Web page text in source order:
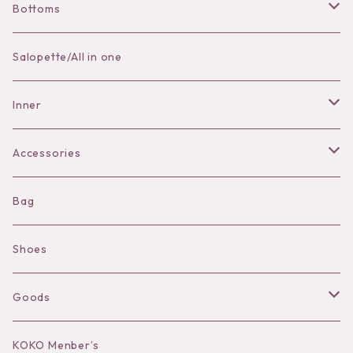
Bottoms
Skirt
Pants
Salopette/All in one
Inner
Bra
Shorts
Camisole
Long sleeve
Accessories
Necklace
Pierce/Earring
Ear Cuff
Bracelet／Bangle
Bag
Shoes
Goods
Hat
KOKO Menber’s